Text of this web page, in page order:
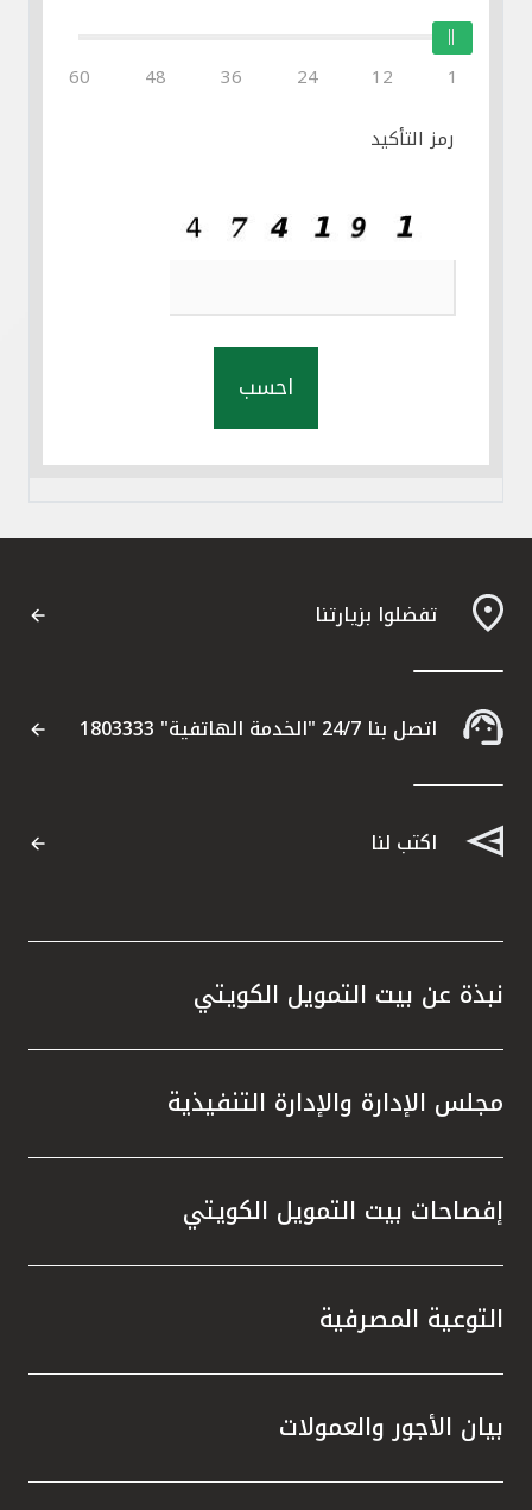
1
12
24
36
48
60
رمز التأكيد
احسب
تفضلوا بزيارتنا
اتصل بنا 24/7 "الخدمة الهاتفية" 1803333
اكتب لنا
نبذة عن بيت التمويل الكويتي
مجلس الإدارة والإدارة التنفيذية
إفصاحات بيت التمويل الكويتي
التوعية المصرفية
بيان الأجور والعمولات